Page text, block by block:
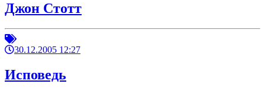
Джон Стотт
30.12.2005 12:27
Исповедь